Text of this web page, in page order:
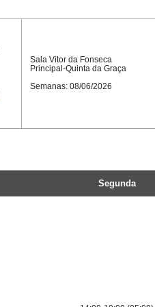
Sala Vitor da Fonseca
Principal-Quinta da Graça
Semanas: 08/06/2026
Segunda